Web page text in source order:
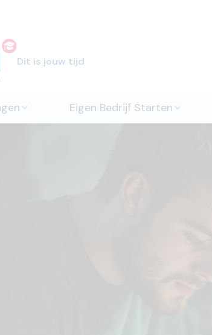
Dit is jouw tijd
Eigen Bedrijf Starten